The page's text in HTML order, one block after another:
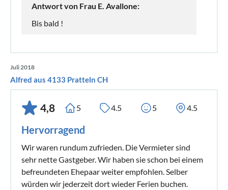
Antwort von Frau E. Avallone:
Bis bald !
Juli 2018
Alfred aus 4133 Pratteln CH
4,8 5 4.5 5 4.5
Hervorragend
Wir waren rundum zufrieden. Die Vermieter sind
sehr nette Gastgeber. Wir haben sie schon bei einem
befreundeten Ehepaar weiter empfohlen. Selber
würden wir jederzeit dort wieder Ferien buchen.